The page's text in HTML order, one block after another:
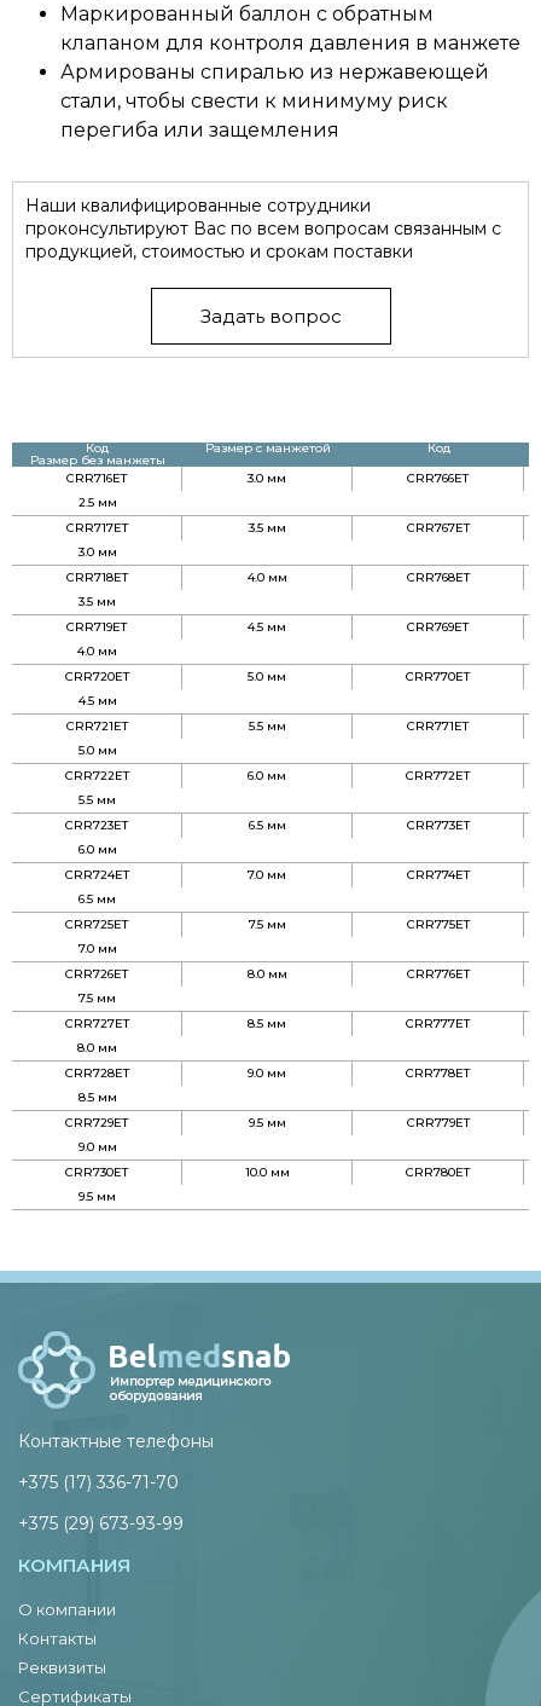
Маркированный баллон с обратным
клапаном для контроля давления в манжете
Армированы спиралью из нержавеющей
стали, чтобы свести к минимуму риск
перегиба или защемления
Наши квалифицированные сотрудники
проконсультируют Вас по всем вопросам связанным с
продукцией, стоимостью и срокам поставки
Задать вопрос
Код Размер с манжетой Код
Размер без манжеты
CRR716ET
3.0 мм
CRR766ET
2.5 мм
CRR717ET
3.5 мм
CRR767ET
3.0 мм
CRR718ET
4.0 мм
CRR768ET
3.5 мм
CRR719ET
4.5 мм
CRR769ET
4.0 мм
CRR720ET
5.0 мм
CRR770ET
4.5 мм
CRR721ET
5.5 мм
CRR771ET
5.0 мм
CRR722ET
6.0 мм
CRR772ET
5.5 мм
CRR723ET
6.5 мм
CRR773ET
6.0 мм
CRR724ET
7.0 мм
CRR774ET
6.5 мм
CRR725ET
7.5 мм
CRR775ET
7.0 мм
CRR726ET
8.0 мм
CRR776ET
7.5 мм
CRR727ET
8.5 мм
CRR777ET
8.0 мм
CRR728ET
9.0 мм
CRR778ET
8.5 мм
CRR729ET
9.5 мм
CRR779ET
9.0 мм
CRR730ET
10.0 мм
CRR780ET
9.5 мм
Контактные телефоны
+375 (17) 336-71-70
+375 (29) 673-93-99
КОМПАНИЯ
О компании
Контакты
Реквизиты
Сертификаты